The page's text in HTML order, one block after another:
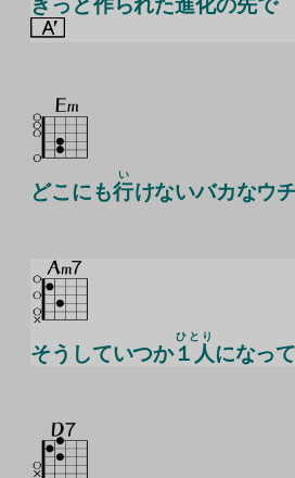
きっと作られた進化の先で
どこにも行
い
けないバカなウ
そうしていつか１人
ひとり
になっ